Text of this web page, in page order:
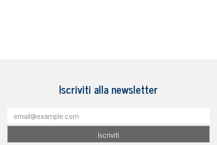
Iscriviti alla newsletter